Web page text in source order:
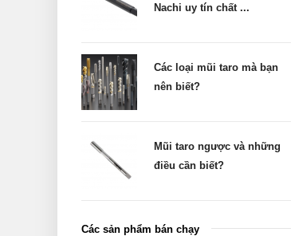
Nachi uy tín chất ...
Các loại mũi taro mà bạn
nên biết?
Mũi taro ngược và những
điều cần biết?
Các sản phẩm bán chạy